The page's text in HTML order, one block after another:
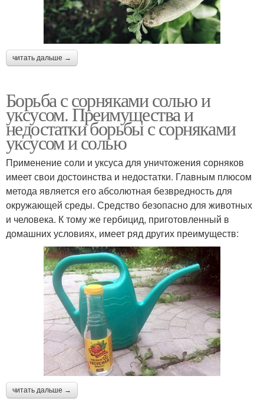
читать дальше →
Борьба с сорняками солью и
уксусом. Преимущества и
недостатки борьбы с сорняками
уксусом и солью
Применение соли и уксуса для уничтожения сорняков
имеет свои достоинства и недостатки. Главным плюсом
метода является его абсолютная безвредность для
окружающей среды. Средство безопасно для животных
и человека. К тому же гербицид, приготовленный в
домашних условиях, имеет ряд других преимуществ:
читать дальше →